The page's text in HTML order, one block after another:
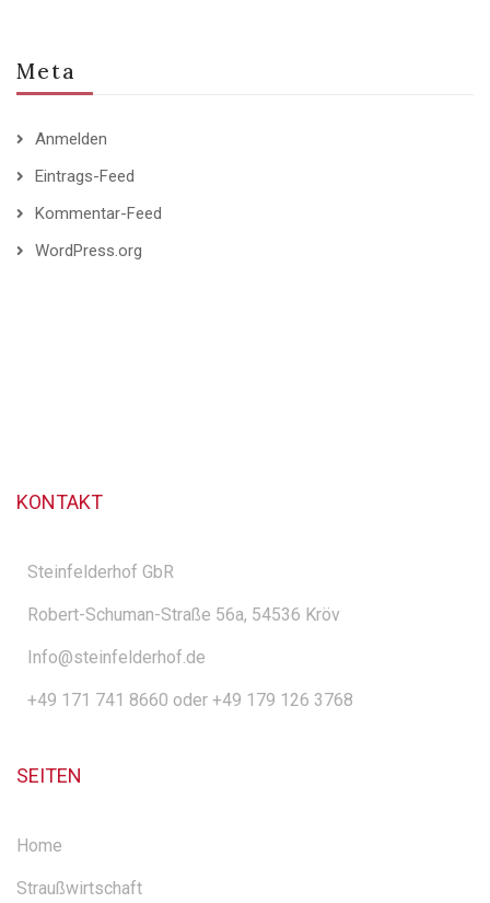
Meta
Anmelden
Eintrags-Feed
Kommentar-Feed
WordPress.org
KONTAKT
Steinfelderhof GbR
Robert-Schuman-Straße 56a, 54536 Kröv
Info@steinfelderhof.de
+49 171 741 8660 oder +49 179 126 3768
SEITEN
Home
Straußwirtschaft